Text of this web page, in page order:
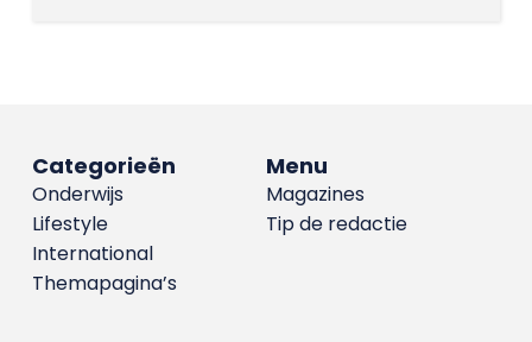
Menu
Magazines
Tip de redactie
Categorieën
Onderwijs
Lifestyle
International
Themapagina’s